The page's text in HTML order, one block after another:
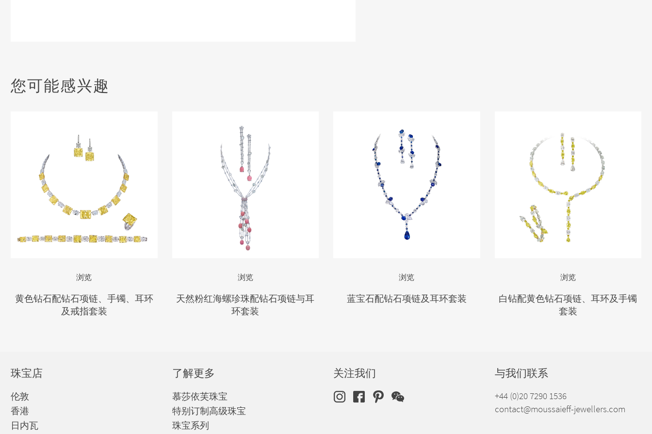
您可能感兴趣
浏览
黄色钻石配钻石项链、手镯、耳环
及戒指套装
浏览
天然粉红海螺珍珠配钻石项链与耳
环套装
浏览
蓝宝石配钻石项链及耳环套装
浏览
白钻配黄色钻石项链、耳环及手镯
套装
珠宝店
伦敦
香港
日内瓦
了解更多
慕莎依芙珠宝
特别订制高级珠宝
珠宝系列
关注我们 与我们联系
+44 (0)20 7290 1536
contact@moussaieff-jewellers.com